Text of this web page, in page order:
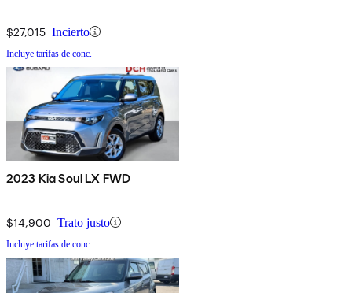
$27,015 Incierto
Incluye tarifas de conc.
2023 Kia Soul LX FWD
$14,900 Trato justo
Incluye tarifas de conc.